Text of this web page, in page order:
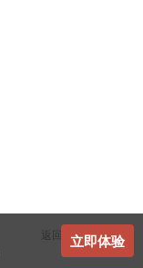
返回顶部立即体验